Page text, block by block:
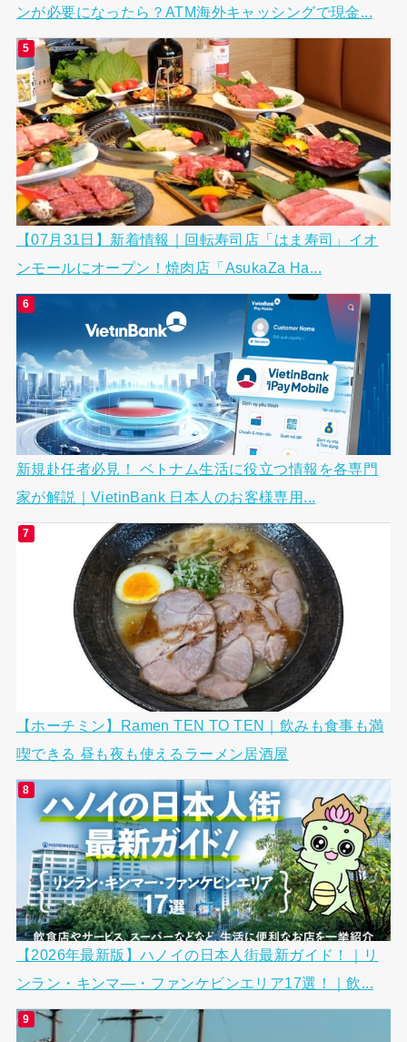
ンが必要になったら？ATM海外キャッシングで現金...
【07月31日】新着情報｜回転寿司店「はま寿司」イオ
ンモールにオープン！焼肉店「AsukaZa Ha...
新規赴任者必見！ ベトナム生活に役立つ情報を各専門
家が解説｜VietinBank 日本人のお客様専用...
【ホーチミン】Ramen TEN TO TEN｜飲みも食事も満
喫できる 昼も夜も使えるラーメン居酒屋
【2026年最新版】ハノイの日本人街最新ガイド！｜リ
ンラン・キンマ―・ファンケビンエリア17選！｜飲...